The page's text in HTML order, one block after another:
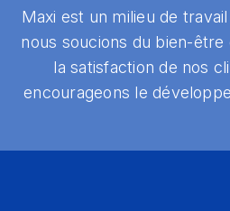
Maxi est un milieu de
nous soucions du bien-être
la satisfaction de nos
encourageons le